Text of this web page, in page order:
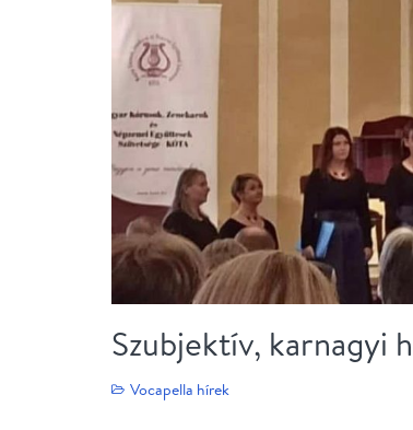
Szubjektív, karnagyi
Vocapella hírek